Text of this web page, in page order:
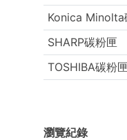
Konica Minolta
SHARP碳粉匣
TOSHIBA碳粉匣
瀏覽紀錄